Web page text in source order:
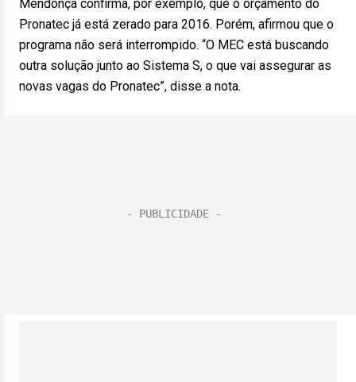
Mendonça confirma, por exemplo, que o orçamento do
Pronatec já está zerado para 2016. Porém, afirmou que o
programa não será interrompido. “O MEC está buscando
outra solução junto ao Sistema S, o que vai assegurar as
novas vagas do Pronatec”, disse a nota.